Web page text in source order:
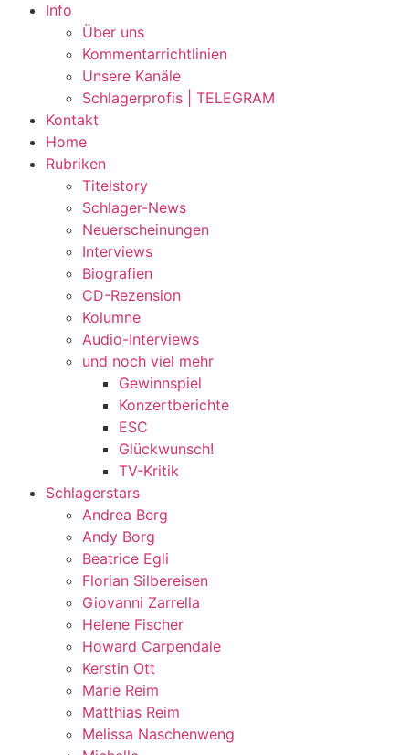
Info
Über uns
Kommentarrichtlinien
Unsere Kanäle
Schlagerprofis | TELEGRAM
Kontakt
Home
Rubriken
Titelstory
Schlager-News
Neuerscheinungen
Interviews
Biografien
CD-Rezension
Kolumne
Audio-Interviews
und noch viel mehr
Gewinnspiel
Konzertberichte
ESC
Glückwunsch!
TV-Kritik
Schlagerstars
Andrea Berg
Andy Borg
Beatrice Egli
Florian Silbereisen
Giovanni Zarrella
Helene Fischer
Howard Carpendale
Kerstin Ott
Marie Reim
Matthias Reim
Melissa Naschenweng